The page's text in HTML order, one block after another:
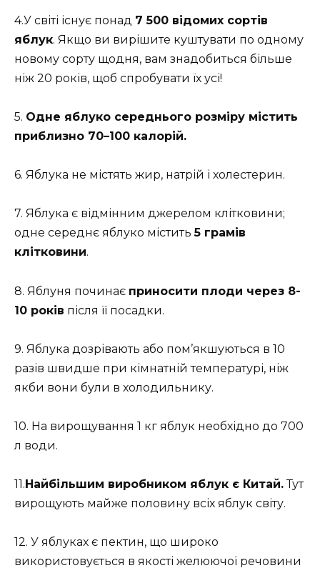
4.У світі існує понад 7 500 відомих сортів
яблук. Якщо ви вирішите куштувати по одному
новому сорту щодня, вам знадобиться більше
ніж 20 років, щоб спробувати їх усі!
5. Одне яблуко середнього розміру містить
приблизно 70–100 калорій.
6. Яблука не містять жир, натрій і холестерин.
7. Яблука є відмінним джерелом клітковини;
одне середнє яблуко містить5 грамів
клітковини.
8. Яблуня починає приносити плоди через 8-
10 років після її посадки.
9. Яблука дозрівають або пом’якшуються в 10
разів швидше при кімнатній температурі, ніж
якби вони були в холодильнику.
10. На вирощування 1 кг яблук необхідно до 700
л води.
11.Найбільшим виробником яблук є Китай.Тут
вирощують майже половину всіх яблук світу.
12. У яблуках є пектин, що широко
використовується в якості желюючої речовини